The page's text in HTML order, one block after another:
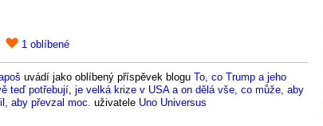
1 oblíbené
uvádí jako oblíbený příspěvek blogu To, co Trump a jeho
teď potřebují, je velká krize v USA a on dělá vše, co může, aby
aby převzal moc. uživatele Uno Universus